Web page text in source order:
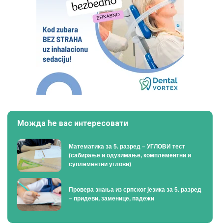
Можда ће вас интересовати
Математика за 5. разред – УГЛОВИ тест
(сабирање и одузимање, комплементни и
суплементни углови)
Провера знања из српског језика за 5. разред
– придеви, заменице, падежи